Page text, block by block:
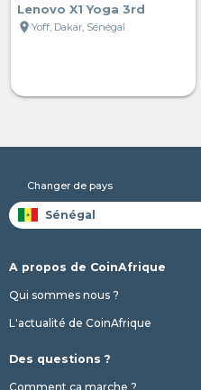
Lenovo X1 Yoga 3rd
location_on Yoff, Dakar, Sénégal
Changer de pays
A propos de CoinAfrique
Qui sommes nous ?
L'actualité de CoinAfrique
Des questions ?
Comment ça marche ?